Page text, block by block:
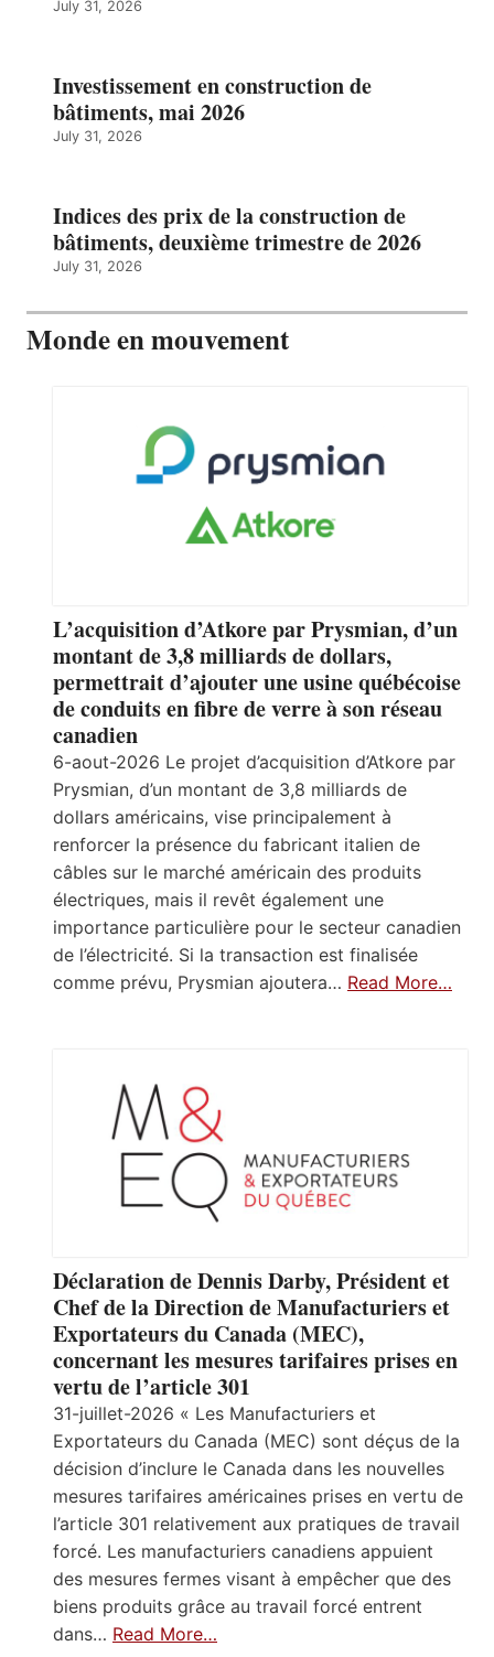
July 31, 2026
Investissement en construction de
bâtiments, mai 2026
July 31, 2026
Indices des prix de la construction de
bâtiments, deuxième trimestre de 2026
July 31, 2026
Monde en mouvement
L’acquisition d’Atkore par Prysmian, d’un
montant de 3,8 milliards de dollars,
permettrait d’ajouter une usine québécoise
de conduits en fibre de verre à son réseau
canadien
6-aout-2026 Le projet d’acquisition d’Atkore par
Prysmian, d’un montant de 3,8 milliards de
dollars américains, vise principalement à
renforcer la présence du fabricant italien de
câbles sur le marché américain des produits
électriques, mais il revêt également une
importance particulière pour le secteur canadien
de l’électricité. Si la transaction est finalisée
comme prévu, Prysmian ajoutera… Read More…
Déclaration de Dennis Darby, Président et
Chef de la Direction de Manufacturiers et
Exportateurs du Canada (MEC),
concernant les mesures tarifaires prises en
vertu de l’article 301
31-juillet-2026 « Les Manufacturiers et
Exportateurs du Canada (MEC) sont déçus de la
décision d’inclure le Canada dans les nouvelles
mesures tarifaires américaines prises en vertu de
l’article 301 relativement aux pratiques de travail
forcé. Les manufacturiers canadiens appuient
des mesures fermes visant à empêcher que des
biens produits grâce au travail forcé entrent
dans… Read More…